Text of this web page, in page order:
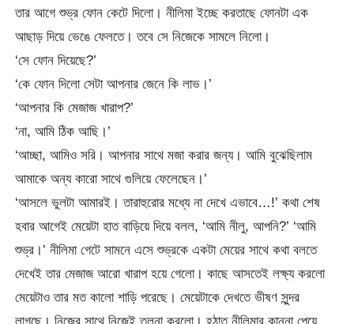
তার আগে শুভ্র ফোন কেটে দিলো। নীলিমা ইচ্ছে করতাছে ফোনটা এক
আছাড় দিয়ে ভেঙে ফেলতে। তবে সে নিজেকে সামলে নিলো।
‘সে ফোন দিয়েছে?’
‘কে ফোন দিলো সেটা আপনার জেনে কি লাভ।’
‘আপনার কি মেজাজ খারাপ?’
‘না, আমি ঠিক আছি।’
‘আচ্ছা, আমিও সরি। আপনার সাথে মজা করার জন্য। আমি বুঝেছিলাম
আমাকে অন্য কারো সাথে গুলিয়ে ফেলেছেন।’
‘আসলে ভুলটা আমারই। তারাহুরোর মধ্যে না দেখে এভাবে…!’ কথা শেষ
হবার আগেই মেয়েটা হাত বাড়িয়ে দিয়ে বলল, ‘আমি নীলু, আপনি?’ ‘আমি
শুভ্র।’ নীলিমা গেটে সামনে এসে শুভ্রকে একটা মেয়ের সাথে কথা বলতে
দেখেই তার মেজাজ আরো খারাপ হয়ে গেলো। কাছে আসতেই লক্ষ্য করলো
মেয়েটাও তার মত কালো শাড়ি পরেছে। মেয়েটাকে দেখতে ভীষণ সুন্দর